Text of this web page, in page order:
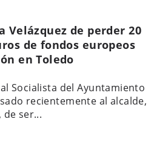
Velázquez de perder 20
de fondos europeos
en Toledo
Socialista del Ayuntamiento
recientemente al alcalde,
de ser...